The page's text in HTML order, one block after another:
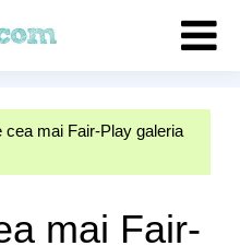
cea mai Fair-Play galeria
mai Fair-